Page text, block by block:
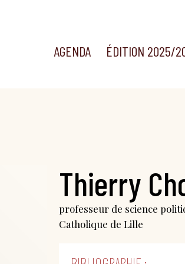
AGENDA ÉDITION 2025/
Thierry
professeur de science
Catholique de Lille